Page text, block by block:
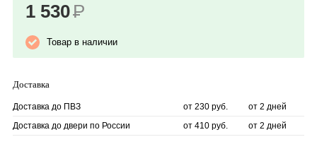
1 530Р
Товар в наличии
Доставка
Доставка до ПВЗ от 230 руб.
от 2 дней
Доставка до двери по России
от 410 руб. от 2 дней